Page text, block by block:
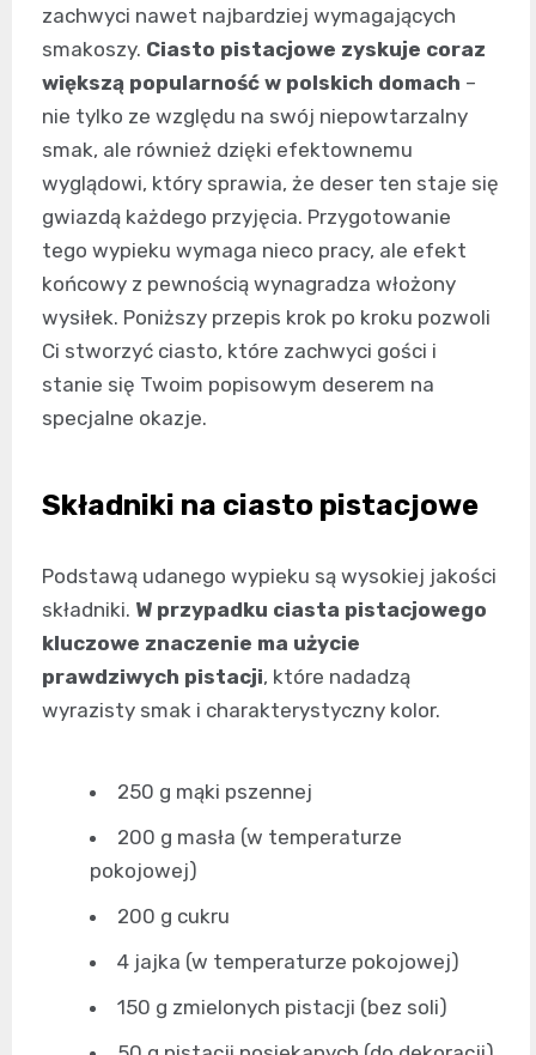
zachwyci nawet najbardziej wymagających
smakoszy. Ciasto pistacjowe zyskuje coraz
większą popularność w polskich domach –
nie tylko ze względu na swój niepowtarzalny
smak, ale również dzięki efektownemu
wyglądowi, który sprawia, że deser ten staje się
gwiazdą każdego przyjęcia. Przygotowanie
tego wypieku wymaga nieco pracy, ale efekt
końcowy z pewnością wynagradza włożony
wysiłek. Poniższy przepis krok po kroku pozwoli
Ci stworzyć ciasto, które zachwyci gości i
stanie się Twoim popisowym deserem na
specjalne okazje.
Składniki na ciasto pistacjowe
Podstawą udanego wypieku są wysokiej jakości
składniki. W przypadku ciasta pistacjowego
kluczowe znaczenie ma użycie
prawdziwych pistacji, które nadadzą
wyrazisty smak i charakterystyczny kolor.
250 g mąki pszennej
200 g masła (w temperaturze
pokojowej)
200 g cukru
4 jajka (w temperaturze pokojowej)
150 g zmielonych pistacji (bez soli)